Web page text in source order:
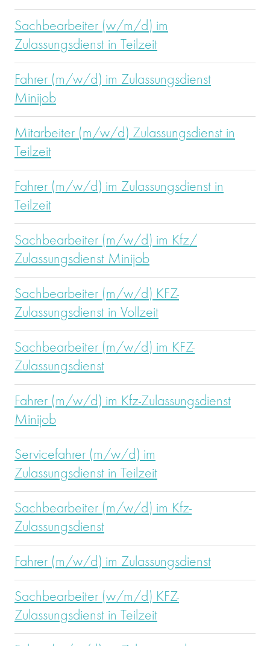
Sachbearbeiter (w/m/d) im
Zulassungsdienst in Teilzeit
Fahrer (m/w/d) im Zulassungsdienst
Minijob
Mitarbeiter (m/w/d) Zulassungsdienst in
Teilzeit
Fahrer (m/w/d) im Zulassungsdienst in
Teilzeit
Sachbearbeiter (m/w/d) im Kfz/
Zulassungsdienst Minijob
Sachbearbeiter (m/w/d) KFZ-
Zulassungsdienst in Vollzeit
Sachbearbeiter (m/w/d) im KFZ-
Zulassungsdienst
Fahrer (m/w/d) im Kfz-Zulassungsdienst
Minijob
Servicefahrer (m/w/d) im
Zulassungsdienst in Teilzeit
Sachbearbeiter (m/w/d) im Kfz-
Zulassungsdienst
Fahrer (m/w/d) im Zulassungsdienst
Sachbearbeiter (w/m/d) KFZ-
Zulassungsdienst in Teilzeit